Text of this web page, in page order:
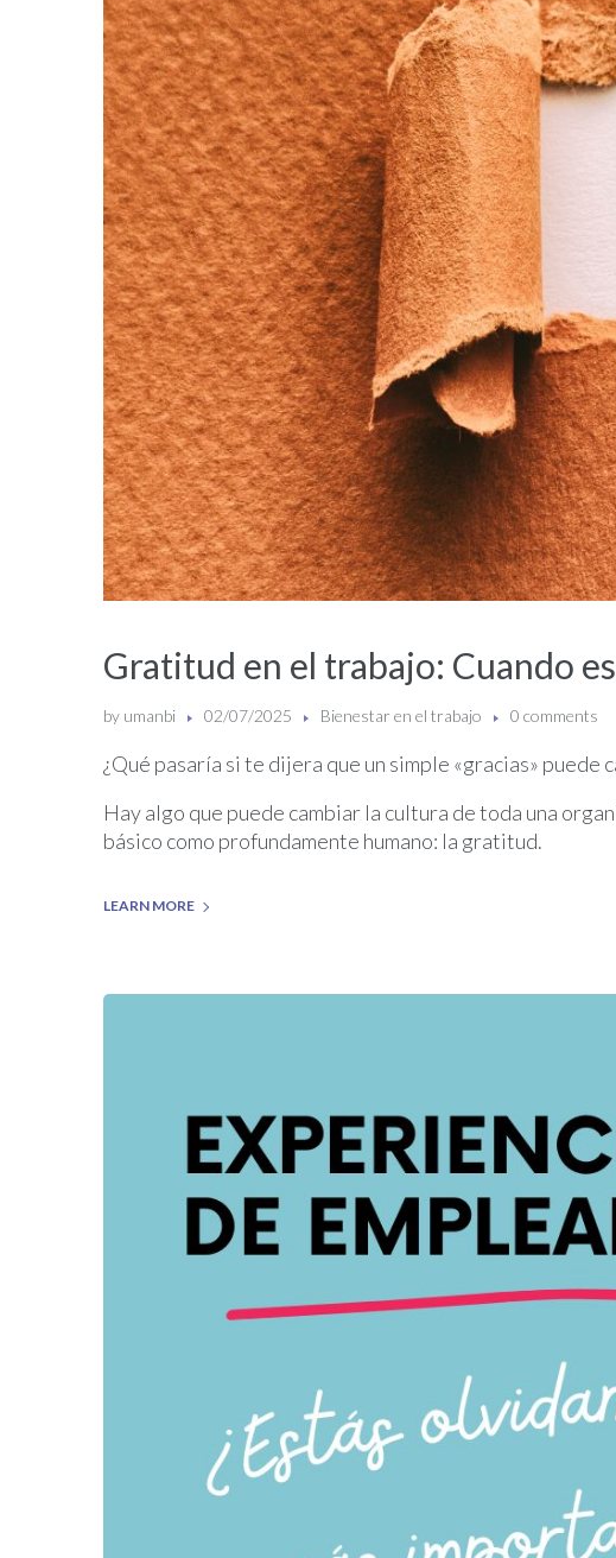
Gratitud en el trabajo: Cuando
by umanbi 02/07/2025 Bienestar en el trabajo 0 comments
¿Qué pasaría si te dijera que un simple «gracias»
Hay algo que puede cambiar la cultura de toda una
básico como profundamente humano: la gratitud.
LEARN MORE